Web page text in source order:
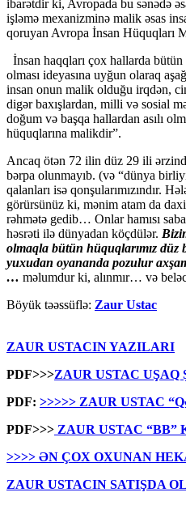
ibarətdir ki, Avropada bu sənədə
işləmə mexanizminə malik əsas
qoruyan Avropa İnsan Hüquqları
İnsan haqqları çox hallarda
olması ideyasına uyğun olaraq
insan onun malik olduğu irqdən,
digər baxışlardan, milli və sosial
doğum və başqa hallardan asılı
hüquqlarına malikdir”.
Ancaq ötən 72 ilin düz 29 ili
bərpa olunmayıb. (və “dünya
qalanları isə qonşularımızındır.
görürsünüz ki, mənim atam da
rəhmətə gedib… Onlar hamısı
həsrəti ilə dünyadan köçdülər.
olmaqla bütün hüquqlarımız
yuxudan oyananda pozulur
… məlumdur ki, alınmır… və
Böyük təəssüflə: Zaur Ustac
ZAUR USTACIN YAZILARI
PDF>>>ZAUR USTAC
PDF: >>>>> ZAUR USTAC
PDF>>> ZAUR USTAC “BB”
>>>> ƏN ÇOX OXUNAN
ZAUR USTACIN SATIŞDA